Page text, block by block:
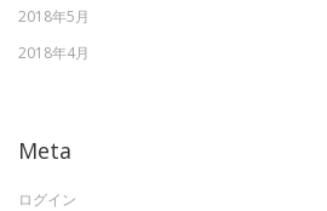
2018年5月
2018年4月
Meta
ログイン